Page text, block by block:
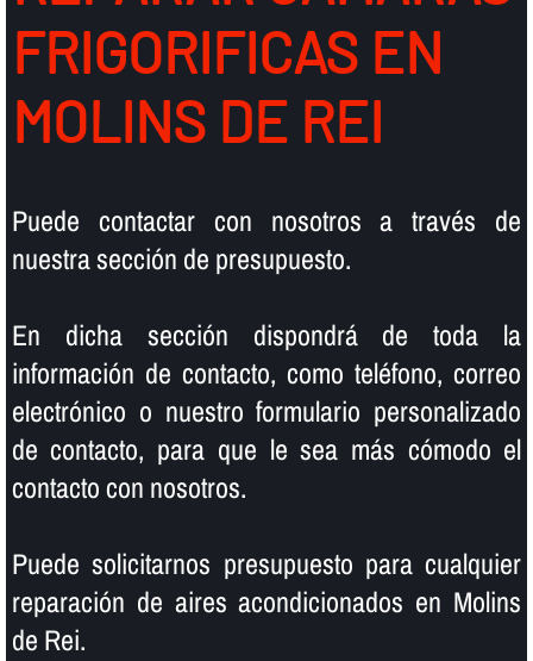
FRIGORIFICAS EN
MOLINS DE REI
Puede contactar con nosotros a través de
nuestra sección de presupuesto.
En dicha sección dispondrá de toda la
información de contacto, como teléfono, correo
electrónico o nuestro formulario personalizado
de contacto, para que le sea más cómodo el
contacto con nosotros.
Puede solicitarnos presupuesto para cualquier
reparación de aires acondicionados en Molins
de Rei.